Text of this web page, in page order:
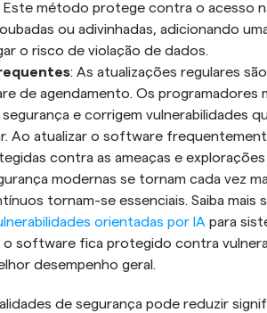
método protege contra o acesso
ou adivinhadas, adicionando
o risco de violação de dados.
: As atualizações regulares
de agendamento. Os programadores
e corrigem vulnerabilidades
Ao atualizar o software
contra as ameaças e
modernas se tornam cada vez
tornam-se essenciais. Saiba mais
orientadas por IA para
o software fica protegido contra
desempenho geral.
de segurança pode reduzir